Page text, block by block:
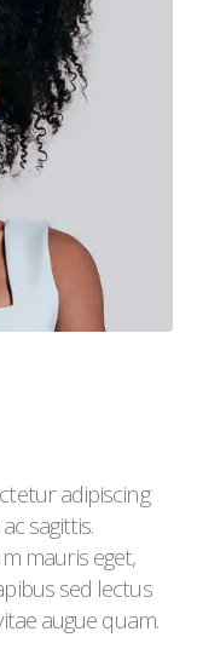
adipiscing
sagittis.
mauris eget,
sed lectus
augue quam.